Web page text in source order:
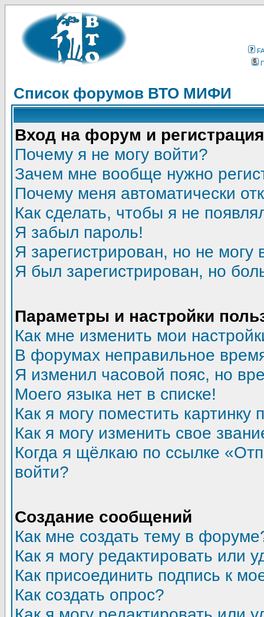
Список форумов ВТО МИФИ
Вход на форум и регистрация
Почему я не могу войти?
Зачем мне вообще нужно
Почему меня автоматически
Как сделать, чтобы я не
Я забыл пароль!
Я зарегистрирован, но не могу
Я был зарегистрирован, но
Параметры и настройки
Как мне изменить мои
В форумах неправильное
Я изменил часовой пояс, но
Моего языка нет в списке!
Как я могу поместить
Как я могу изменить свое
Когда я щёлкаю по ссылке
войти?
Создание сообщений
Как мне создать тему в
Как я могу редактировать или
Как присоединить подпись к
Как создать опрос?